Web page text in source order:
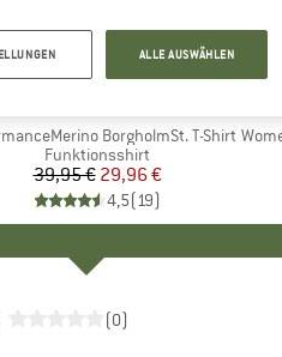
BorgholmSt. T-Shirt
Produktgruppe
Funktionsshirt
Preis
39,95 € reduzierter Preis
29,96 €
4,5(19)
(0)
ALLE AUSWÄHLEN